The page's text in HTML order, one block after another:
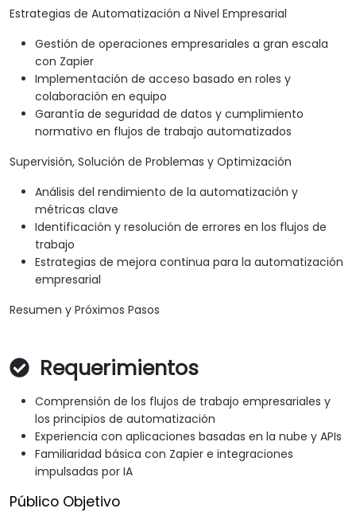
Estrategias de Automatización a Nivel Empresarial
Gestión de operaciones empresariales a gran escala
con Zapier
Implementación de acceso basado en roles y
colaboración en equipo
Garantía de seguridad de datos y cumplimiento
normativo en flujos de trabajo automatizados
Supervisión, Solución de Problemas y Optimización
Análisis del rendimiento de la automatización y
métricas clave
Identificación y resolución de errores en los flujos de
trabajo
Estrategias de mejora continua para la automatización
empresarial
Resumen y Próximos Pasos
Requerimientos
Comprensión de los flujos de trabajo empresariales y
los principios de automatización
Experiencia con aplicaciones basadas en la nube y APIs
Familiaridad básica con Zapier e integraciones
impulsadas por IA
Público Objetivo